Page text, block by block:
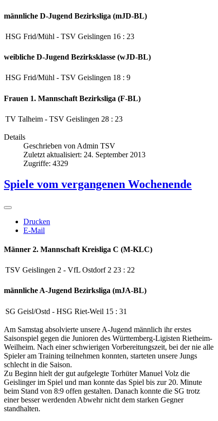
männliche D-Jugend Bezirksliga (mJD-BL)
HSG Frid/Mühl - TSV Geislingen 16 : 23
weibliche D-Jugend Bezirksklasse (wJD-BL)
HSG Frid/Mühl - TSV Geislingen 18 : 9
Frauen 1. Mannschaft Bezirksliga (F-BL)
TV Talheim - TSV Geislingen 28 : 23
Details
Geschrieben von Admin TSV
Zuletzt aktualisiert: 24. September 2013
Zugriffe: 4329
Spiele vom vergangenen Wochenende
Drucken
E-Mail
Männer 2. Mannschaft Kreisliga C (M-KLC)
TSV Geislingen 2 - VfL Ostdorf 2 23 : 22
männliche A-Jugend Bezirksliga (mJA-BL)
SG Geisl/Ostd - HSG Riet-Weil 15 : 31
Am Samstag absolvierte unsere A-Jugend männlich ihr erstes
Saisonspiel gegen die Junioren des Württemberg-Ligisten Rietheim-
Weilheim. Nach einer schwierigen Vorbereitungszeit, bei der nie alle
Spieler am Training teilnehmen konnten, starteten unsere Jungs
schlecht in die Saison.
Zu Beginn hielt der gut aufgelegte Torhüter Manuel Volz die
Geislinger im Spiel und man konnte das Spiel bis zur 20. Minute
beim Stand von 8:9 offen gestalten. Danach konnte die SG trotz
einer besser werdenden Abwehr nicht dem starken Gegner
standhalten.